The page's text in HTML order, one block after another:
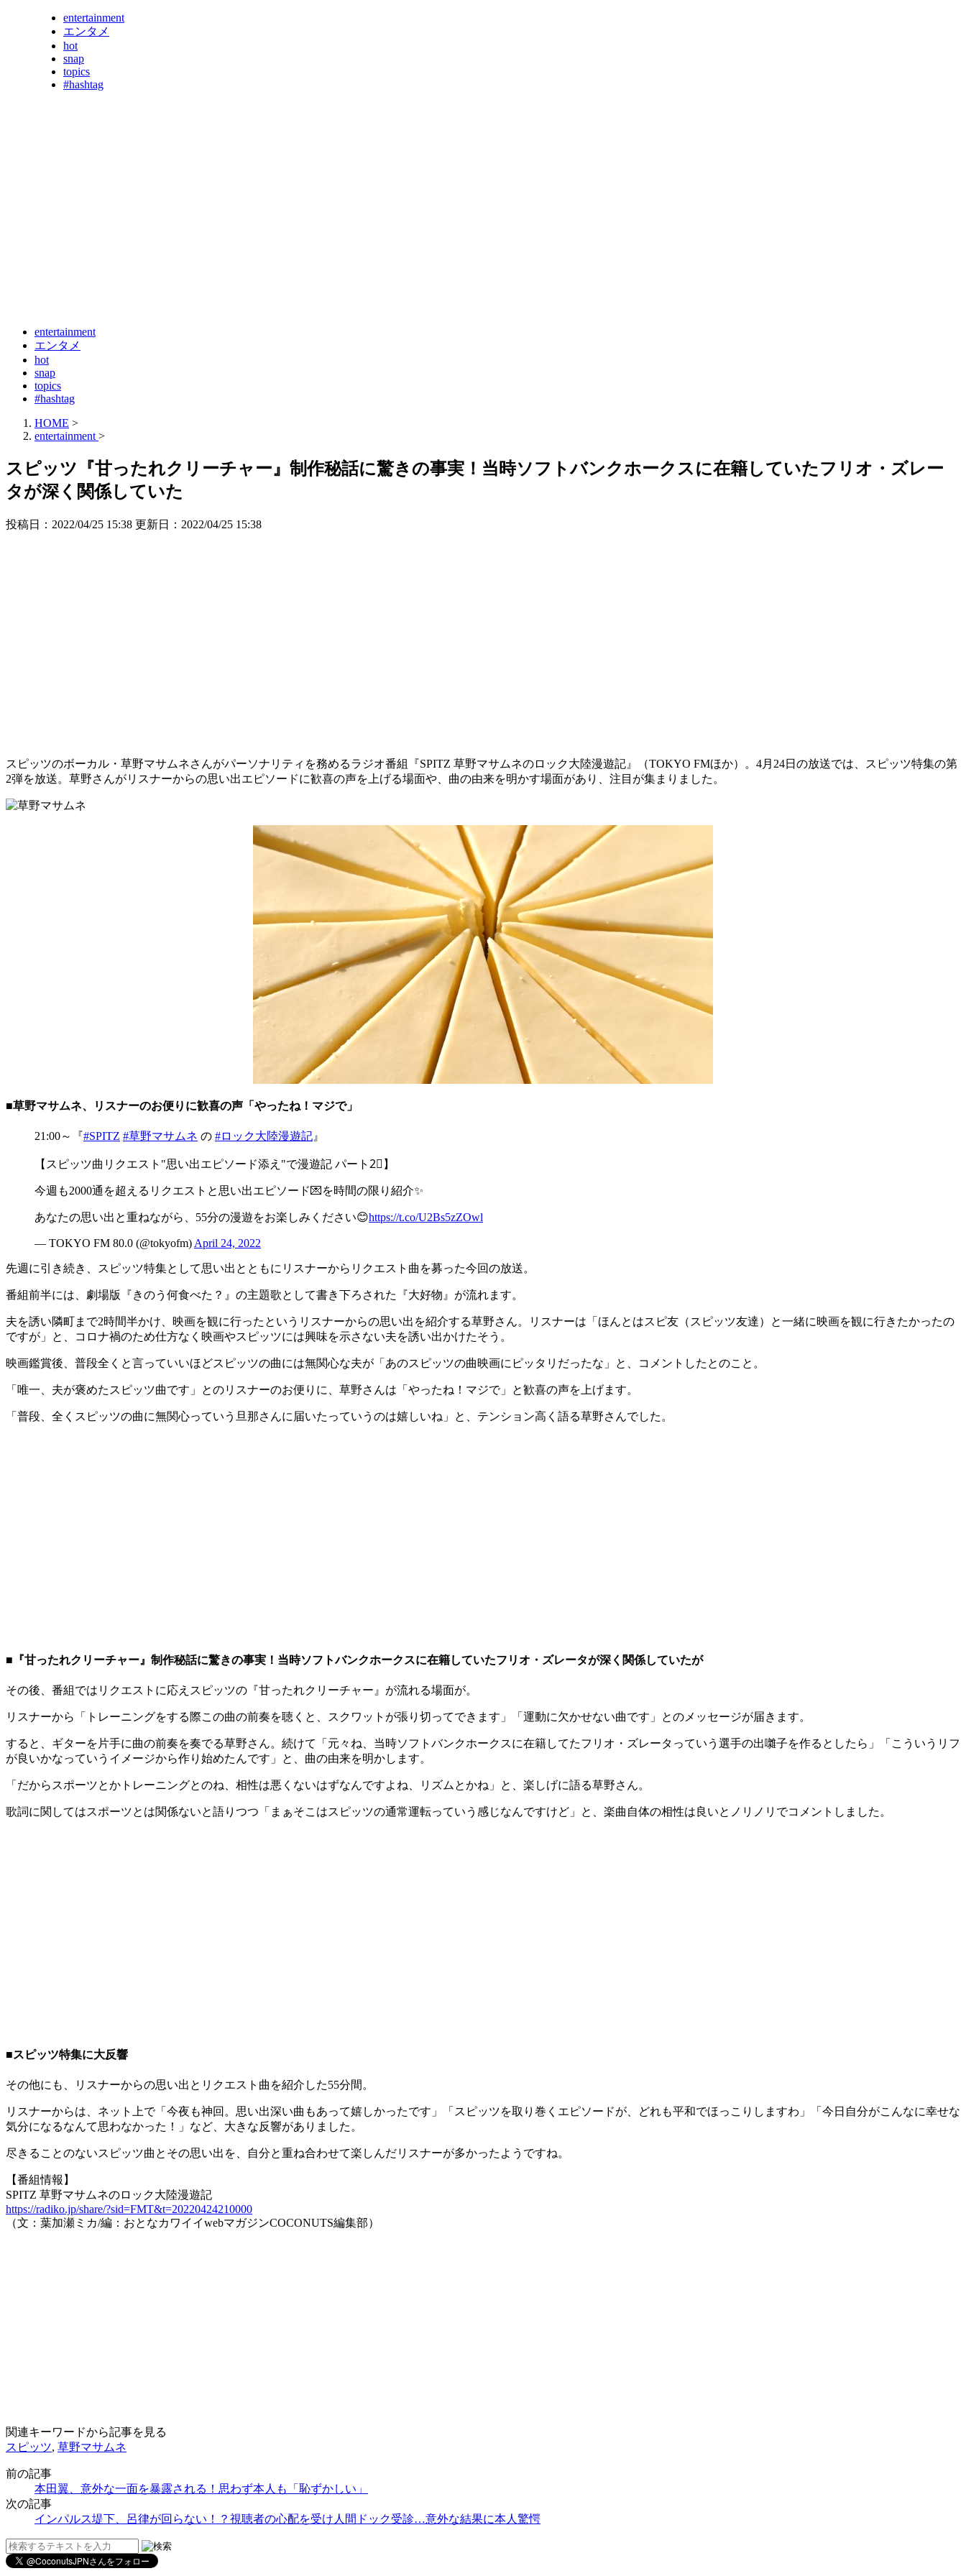
entertainment
エンタメ
hot
snap
topics
#hashtag
entertainment
エンタメ
hot
snap
topics
#hashtag
HOME >
entertainment >
スピッツ『甘ったれクリーチャー』制作秘話に驚きの事実！当時ソフトバンクホークスに在籍していたフリオ・ズレー
タが深く関係していた
投稿日：2022/04/25 15:38 更新日： 2022/04/25 15:38
スピッツのボーカル・草野マサムネさんがパーソナリティを務めるラジオ番組『SPITZ 草野マサムネのロック大陸漫遊記』（TOKYO FMほか）。4月24日の放送では、スピッツ特集の第
2弾を放送。草野さんがリスナーからの思い出エピソードに歓喜の声を上げる場面や、曲の由来を明かす場面があり、注目が集まりました。
■草野マサムネ、リスナーのお便りに歓喜の声「やったね！マジで」
21:00～『#SPITZ #草野マサムネ の #ロック大陸漫遊記 』
【スピッツ曲リクエスト"思い出エピソード添え"で漫遊記 パート2⃣】
今週も2000通を超えるリクエストと思い出エピソード💌を時間の限り紹介✨
あなたの思い出と重ねながら、55分の漫遊をお楽しみください😊https://t.co/U2Bs5zZOwl
— TOKYO FM 80.0 (@tokyofm) April 24, 2022
先週に引き続き、スピッツ特集として思い出とともにリスナーからリクエスト曲を募った今回の放送。
番組前半には、劇場版『きのう何食べた？』の主題歌として書き下ろされた『大好物』が流れます。
夫を誘い隣町まで2時間半かけ、映画を観に行ったというリスナーからの思い出を紹介する草野さん。リスナーは「ほんとはスピ友（スピッツ友達）と一緒に映画を観に行きたかったの
ですが」と、コロナ禍のため仕方なく映画やスピッツには興味を示さない夫を誘い出かけたそう。
映画鑑賞後、普段全くと言っていいほどスピッツの曲には無関心な夫が「あのスピッツの曲映画にピッタリだったな」と、コメントしたとのこと。
「唯一、夫が褒めたスピッツ曲です」とのリスナーのお便りに、草野さんは「やったね！マジで」と歓喜の声を上げます。
「普段、全くスピッツの曲に無関心っていう旦那さんに届いたっていうのは嬉しいね」と、テンション高く語る草野さんでした。
■『甘ったれクリーチャー』制作秘話に驚きの事実！当時ソフトバンクホークスに在籍していたフリオ・ズレータが深く関係していたが
その後、番組ではリクエストに応えスピッツの『甘ったれクリーチャー』が流れる場面が。
リスナーから「トレーニングをする際この曲の前奏を聴くと、スクワットが張り切ってできます」「運動に欠かせない曲です」とのメッセージが届きます。
すると、ギターを片手に曲の前奏を奏でる草野さん。続けて「元々ね、当時ソフトバンクホークスに在籍してたフリオ・ズレータっていう選手の出囃子を作るとしたら」「こういうリフ
が良いかなっていうイメージから作り始めたんです」と、曲の由来を明かします。
「だからスポーツとかトレーニングとのね、相性は悪くないはずなんですよね、リズムとかね」と、楽しげに語る草野さん。
歌詞に関してはスポーツとは関係ないと語りつつ「まぁそこはスピッツの通常運転っていう感じなんですけど」と、楽曲自体の相性は良いとノリノリでコメントしました。
■スピッツ特集に大反響
その他にも、リスナーからの思い出とリクエスト曲を紹介した55分間。
リスナーからは、ネット上で「今夜も神回。思い出深い曲もあって嬉しかったです」「スピッツを取り巻くエピソードが、どれも平和でほっこりしますわ」「今日自分がこんなに幸せな
気分になるなんて思わなかった！」など、大きな反響がありました。
尽きることのないスピッツ曲とその思い出を、自分と重ね合わせて楽しんだリスナーが多かったようですね。
【番組情報】
SPITZ 草野マサムネのロック大陸漫遊記
https://radiko.jp/share/?sid=FMT&t=20220424210000
（文：葉加瀬ミカ/編：おとなカワイイwebマガジンCOCONUTS編集部）
関連キーワードから記事を見る
スピッツ, 草野マサムネ
前の記事
本田翼、意外な一面を暴露される！思わず本人も「恥ずかしい」
次の記事
インパルス堤下、呂律が回らない！？視聴者の心配を受け人間ドック受診…意外な結果に本人驚愕